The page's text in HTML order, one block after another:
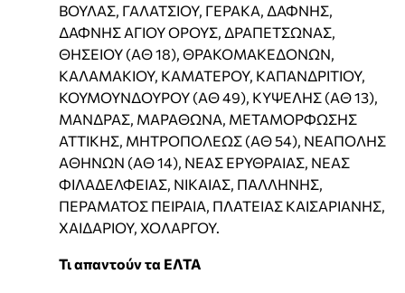
ΒΟΥΛΑΣ, ΓΑΛΑΤΣΙΟΥ, ΓΕΡΑΚΑ, ΔΑΦΝΗΣ,
ΔΑΦΝΗΣ ΑΓΙΟΥ ΟΡΟΥΣ, ΔΡΑΠΕΤΣΩΝΑΣ,
ΘΗΣΕΙΟΥ (ΑΘ 18), ΘΡΑΚΟΜΑΚΕΔΟΝΩΝ,
ΚΑΛΑΜΑΚΙΟΥ, ΚΑΜΑΤΕΡΟΥ, ΚΑΠΑΝΔΡΙΤΙΟΥ,
ΚΟΥΜΟΥΝΔΟΥΡΟΥ (ΑΘ 49), ΚΥΨΕΛΗΣ (ΑΘ 13),
ΜΑΝΔΡΑΣ, ΜΑΡΑΘΩΝΑ, ΜΕΤΑΜΟΡΦΩΣΗΣ
ΑΤΤΙΚΗΣ, ΜΗΤΡΟΠΟΛΕΩΣ (ΑΘ 54), ΝΕΑΠΟΛΗΣ
ΑΘΗΝΩΝ (ΑΘ 14), ΝΕΑΣ ΕΡΥΘΡΑΙΑΣ, ΝΕΑΣ
ΦΙΛΑΔΕΛΦΕΙΑΣ, ΝΙΚΑΙΑΣ, ΠΑΛΛΗΝΗΣ,
ΠΕΡΑΜΑΤΟΣ ΠΕΙΡΑΙΑ, ΠΛΑΤΕΙΑΣ ΚΑΙΣΑΡΙΑΝΗΣ,
ΧΑΙΔΑΡΙΟΥ, ΧΟΛΑΡΓΟΥ.
Τι απαντούν τα ΕΛΤΑ